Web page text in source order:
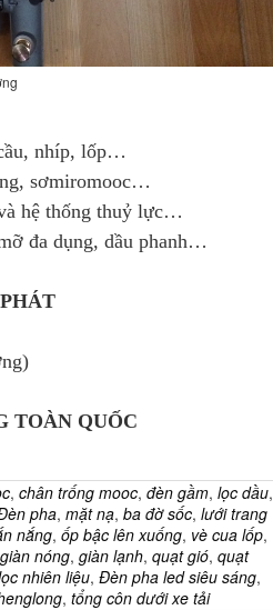
nhíp, lốp…
sơmiromooc…
hệ thống thuỷ lực…
đa dụng, dầu phanh…
TOÀN QUỐC
, chân trống mooc, đèn gầm, lọc dầu,
pha, mặt nạ, ba đờ sốc, lưới trang
nắng, ốp bậc lên xuống, vè cua lốp,
giàn nóng, giàn lạnh, quạt gió, quạt
nhiên liệu, Đèn pha led siêu sáng,
, tổng côn dưới xe tải